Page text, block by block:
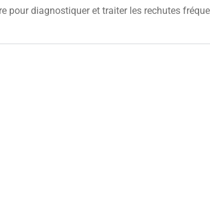
pour diagnostiquer et traiter les rechutes